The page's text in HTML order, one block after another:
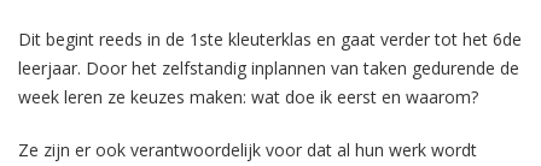
Dit begint reeds in de 1ste kleuterklas en gaat verder tot het 6de
leerjaar. Door het zelfstandig inplannen van taken gedurende de
week leren ze keuzes maken: wat doe ik eerst en waarom?
Ze zijn er ook verantwoordelijk voor dat al hun werk wordt